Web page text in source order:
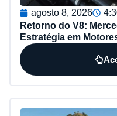
agosto 8, 2026
Retorno do V8:
Estratégia em